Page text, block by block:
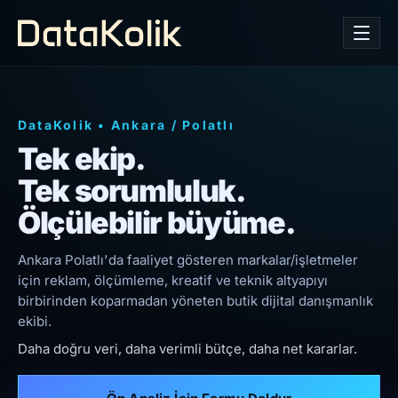
DataKolik • Ankara / Polatlı
Tek ekip.
Tek sorumluluk.
Ölçülebilir büyüme.
Ankara Polatlı'da faaliyet gösteren markalar/işletmeler
için reklam, ölçümleme, kreatif ve teknik altyapıyı
birbirinden koparmadan yöneten butik dijital danışmanlık
ekibi.
Daha doğru veri, daha verimli bütçe, daha net kararlar.